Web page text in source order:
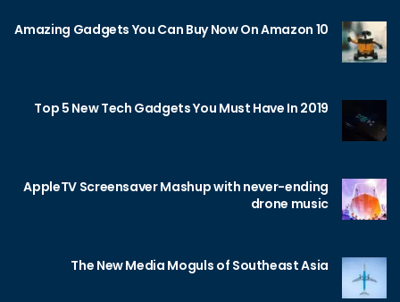
10 Amazing Gadgets You Can Buy Now On Amazon
Top 5 New Tech Gadgets You Must Have In 2019
AppleTV Screensaver Mashup with never-ending
drone music
The New Media Moguls of Southeast Asia